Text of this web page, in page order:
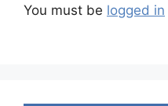
You must be logged in